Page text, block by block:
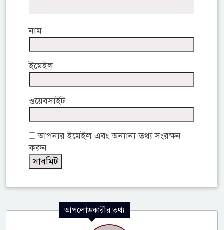
নাম
ইমেইল
ওয়েবসাইট
আপনার ইমেইল এবং অন্যান্য তথ্য সংরক্ষন
করুন
আপলোডকারীর তথ্য